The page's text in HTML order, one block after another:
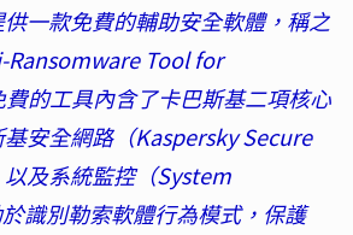
一款免費的輔助安全軟體，稱之
Ransomware Tool for
的工具內含了卡巴斯基二項核心
安全網路（Kaspersky Secure
及系統監控（System
識別勒索軟體行為模式，保護